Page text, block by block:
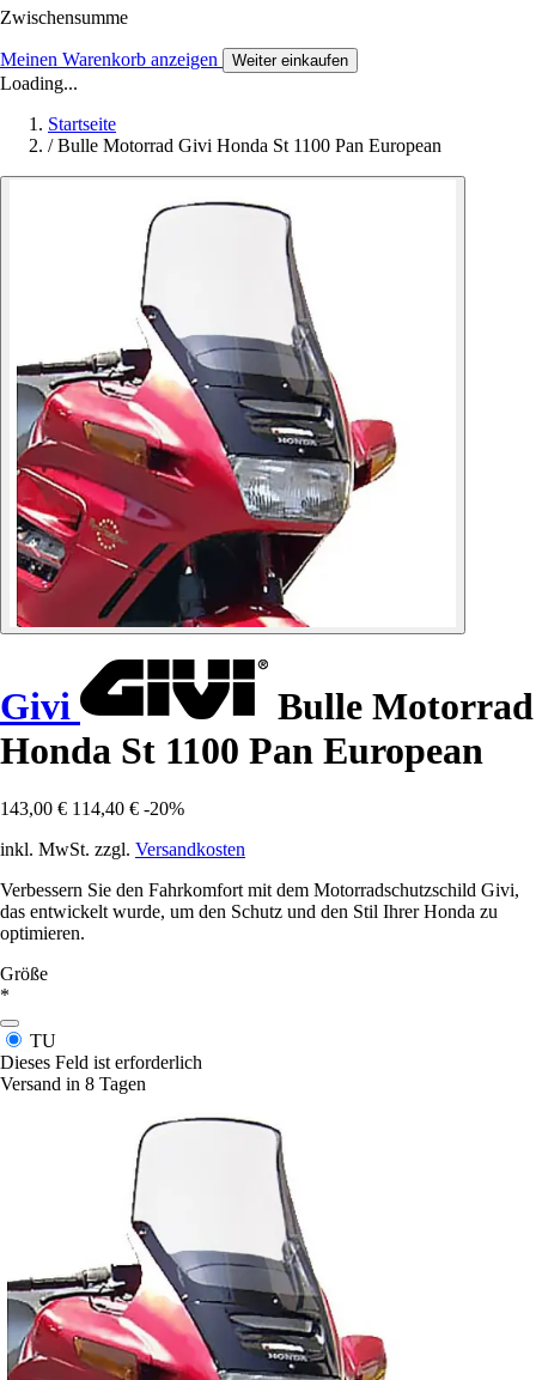
Zwischensumme
Meinen Warenkorb anzeigen Weiter einkaufen
Loading...
Startseite
/ Bulle Motorrad Givi Honda St 1100 Pan European
Givi
Bulle Motorrad
Honda St 1100 Pan European
143,00 € 114,40 € -20%
inkl. MwSt. zzgl. Versandkosten
Verbessern Sie den Fahrkomfort mit dem Motorradschutzschild Givi,
das entwickelt wurde, um den Schutz und den Stil Ihrer Honda zu
optimieren.
Größe
*
TU
Dieses Feld ist erforderlich
Versand in 8 Tagen